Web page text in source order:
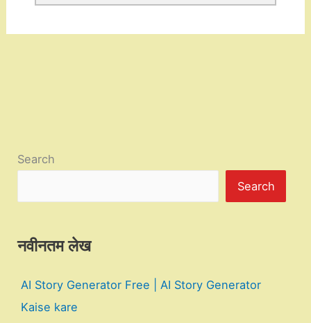
Search
Search
नवीनतम लेख
AI Story Generator Free | AI Story Generator
Kaise kare